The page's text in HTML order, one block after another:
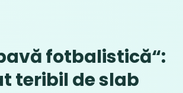
fotbalistică“:
teribil de slab